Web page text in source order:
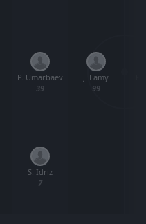
S. Idriz
7
P. Umarbaev
39
J. Lamy
99